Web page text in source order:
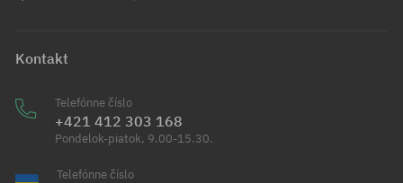
Kontakt
Telefónne číslo
+421 412 303 168
Pondelok-piatok, 9.00-15.30.
Telefónne číslo